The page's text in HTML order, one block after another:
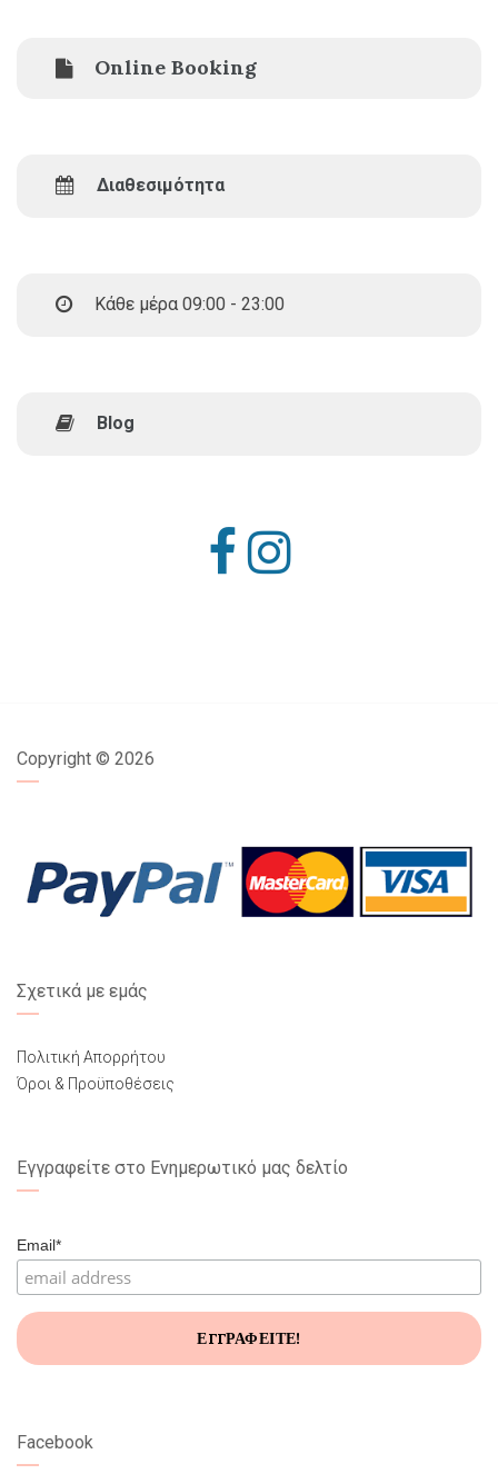
Online Booking
Διαθεσιμότητα
Κάθε μέρα 09:00 - 23:00
Blog
Copyright © 2026
Σχετικά με εμάς
Πολιτική Απορρήτου
Όροι & Προϋποθέσεις
Εγγραφείτε στο Ενημερωτικό μας δελτίο
Email*
Facebook